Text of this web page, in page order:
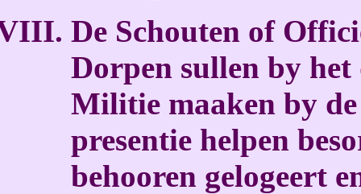
De Schouten of
Dorpen sullen by
Militie maaken by de
presentie helpen
behooren gelogeert